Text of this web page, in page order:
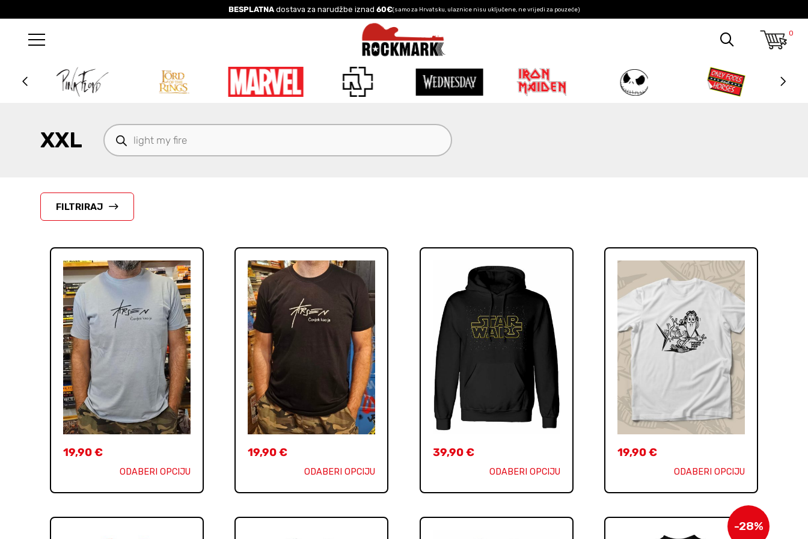
BESPLATNAdostava za narudžbe iznad 60€(samo za Hrvatsku, ulaznice nisu uključene, ne vrijedi za pouzeće)
0
XXL
Products
search
FILTRIRAJ
19,90€
ODABERI OPCIJU
19,90€
ODABERI OPCIJU
39,90€
ODABERI OPCIJU
19,90€
ODABERI OPCIJU
-28%